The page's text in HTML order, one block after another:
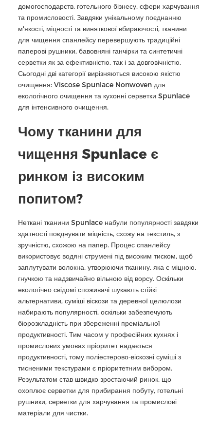
домогосподарств, готельного бізнесу, сфери харчування
та промисловості. Завдяки унікальному поєднанню
м'якості, міцності та виняткової вбираючості, тканини
для чищення спанлейсу перевершують традиційні
паперові рушники, бавовняні ганчірки та синтетичні
серветки як за ефективністю, так і за довговічністю.
Сьогодні дві категорії вирізняються високою якістю
очищення: Viscose Spunlace Nonwoven для
екологічного очищення та кухонні серветки Spunlace
для інтенсивного очищення.
Чому тканини для
чищення Spunlace є
ринком із високим
попитом?
Неткані тканини Spunlace набули популярності завдяки
здатності поєднувати міцність, схожу на текстиль, з
зручністю, схожою на папер. Процес спанлейсу
використовує водяні струмені під високим тиском, щоб
заплутувати волокна, утворюючи тканину, яка є міцною,
гнучкою та надзвичайно вільною від ворсу. Оскільки
екологічно свідомі споживачі шукають стійкі
альтернативи, суміші віскози та деревної целюлози
набирають популярності, оскільки забезпечують
біорозкладність при збереженні преміальної
продуктивності. Тим часом у професійних кухнях і
промислових умовах пріоритет надається
продуктивності, тому поліестерово-віскозні суміші з
тисненими текстурами є пріоритетним вибором.
Результатом став швидко зростаючий ринок, що
охоплює серветки для прибирання побуту, готельні
рушники, серветки для харчування та промислові
матеріали для чистки.